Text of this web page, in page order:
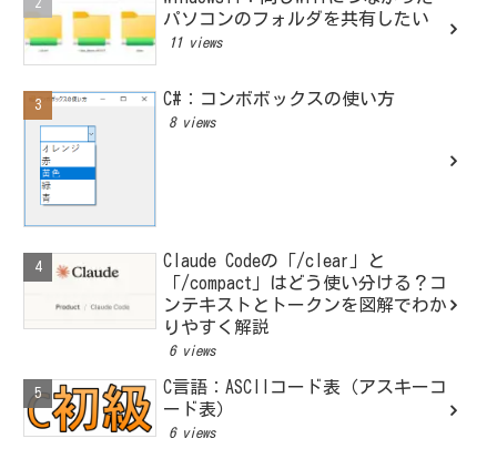
パソコンのフォルダを共有したい
11 views
C#：コンボボックスの使い方
8 views
Claude Codeの「/clear」と
「/compact」はどう使い分ける？コ
ンテキストとトークンを図解でわか
りやすく解説
6 views
C言語：ASCIIコード表（アスキーコ
ード表）
6 views